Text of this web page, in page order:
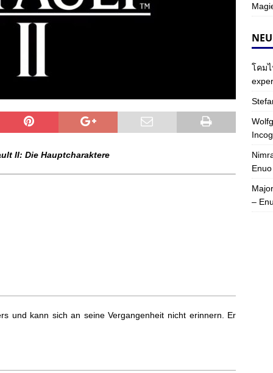
II: Die Hauptcharaktere
und kann sich an seine Vergangenheit nicht erinnern. Er
โคม
Enuo
–